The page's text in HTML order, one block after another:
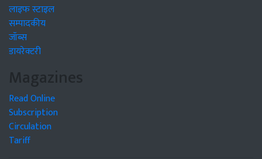
लाइफ स्टाइल
सम्पादकीय
जॉब्स
डायरेक्टरी
Magazines
Read Online
Subscription
Circulation
Tariff